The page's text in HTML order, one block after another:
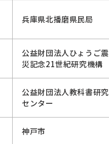
兵庫県北播磨県民局
公益財団法人ひょうご震
災記念21世紀研究機構
公益財団法人教科書研究
センター
神戸市